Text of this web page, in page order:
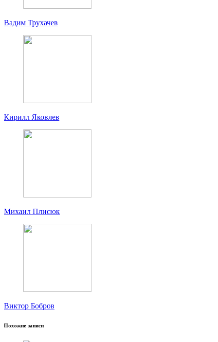
Вадим Трухачев
Кирилл Яковлев
Михаил Плисюк
Виктор Бобров
Похожие записи